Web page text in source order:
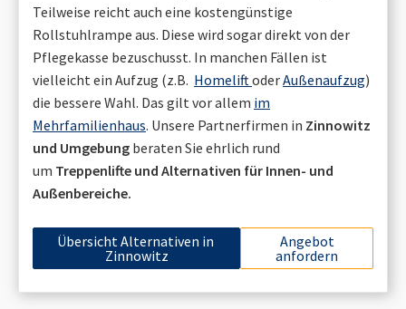
Teilweise reicht auch eine kostengünstige
Rollstuhlrampe aus. Diese wird sogar direkt von der
Pflegekasse bezuschusst. In manchen Fällen ist
vielleicht ein Aufzug (z.B. HomeliftoderAußenaufzug)
die bessere Wahl. Das gilt vor allem im
Mehrfamilienhaus. Unsere Partnerfirmen in Zinnowitz
und Umgebung beraten Sie ehrlich rund
um Treppenlifte und Alternativen für Innen- und
Außenbereiche.
Übersicht Alternativen in
Zinnowitz
Angebot
anfordern